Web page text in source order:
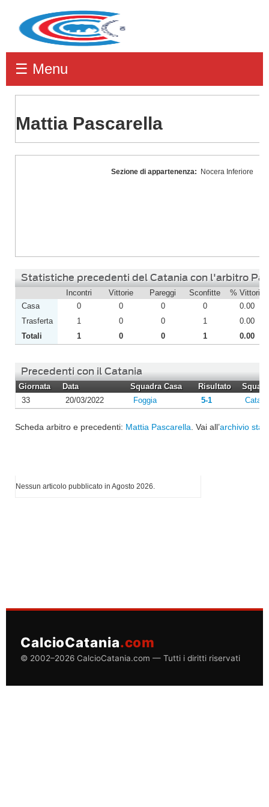
☰ Menu
Mattia Pascarella
Pascarella
Sezione di appartenenza: Nocera Inferiore
Statistiche precedenti del Catania con l'arbitro
Incontri Vittorie Pareggi Sconfitte % Vittorie
Casa
0 0 0 0
0.00
Trasferta
1 0 0 1
0.00
Totali
1 0 0 1 0.00
Precedenti con il Catania
Giornata Data Squadra Casa Risultato
33
20/03/2022 Foggia 5-1
Scheda arbitro e precedenti: Mattia Pascarella . Vai all’archivio
Nessun articolo pubblicato in Agosto 2026.
CalcioCatania.com
© 2002–2026 CalcioCatania.com — Tutti i diritti riservati